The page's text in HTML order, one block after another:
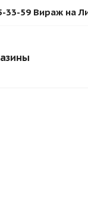
33-59 Вираж на